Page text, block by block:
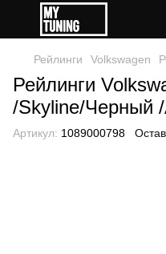
Рейлинги Volkswagen
Рейлинги
/Skyline/Черный
Артикул: 1089000798